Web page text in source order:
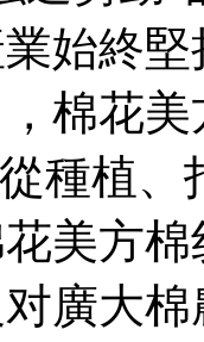
始終
棉花
種植
美方
廣大